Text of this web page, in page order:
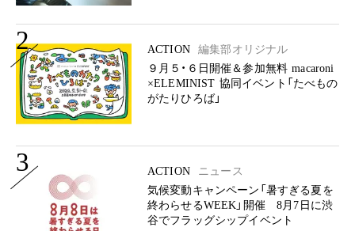
2 ACTION
編集部オリジナル
９月５・６日開催＆参加無料 macaroni
×ELEMINIST 協同イベント「たべもの
がたりひろば」
3 ACTION
ニュース
気候変動キャンペーン「暑すぎる夏を
終わらせるWEEK」開催 8月7日に渋
谷でフラッグシップイベント